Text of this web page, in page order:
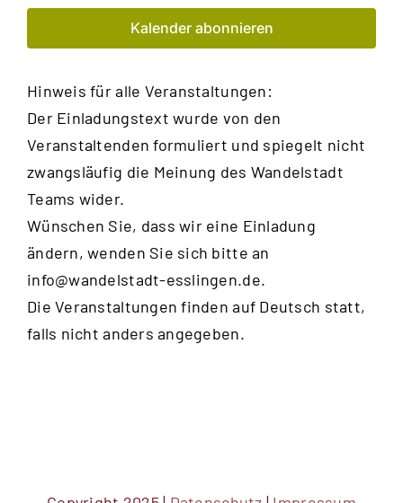
Kalender abonnieren
Hinweis für alle Veranstaltungen:
Der Einladungstext wurde von den
Veranstaltenden formuliert und spiegelt nicht
zwangsläufig die Meinung des Wandelstadt
Teams wider.
Wünschen Sie, dass wir eine Einladung
ändern, wenden Sie sich bitte an
info@wandelstadt-esslingen.de.
Die Veranstaltungen finden auf Deutsch statt,
falls nicht anders angegeben.